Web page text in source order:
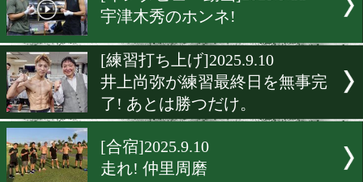
[合宿レポ]2025.9.12
松田ジムが世界王者と鈴蘭
で走り込み合宿
[インタビュー動画
宇津木秀のホンネ!